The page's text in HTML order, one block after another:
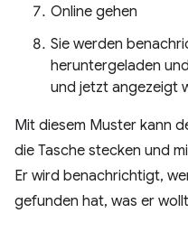
Online gehen
Sie werden
heruntergeladen
und jetzt angezeigt
Mit diesem Muster kann
die Tasche stecken und
Er wird benachrichtigt,
gefunden hat, was er